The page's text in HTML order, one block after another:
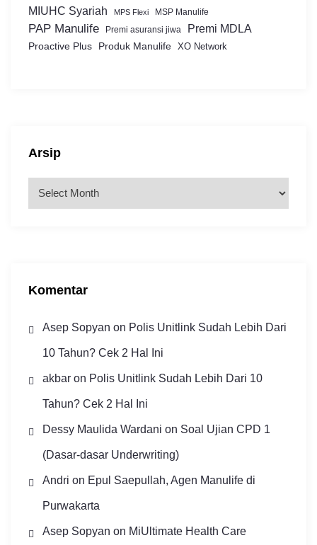
MIUHC Syariah MPS Flexi MSP Manulife
PAP Manulife Premi asuransi jiwa Premi MDLA
Proactive Plus Produk Manulife XO Network
Arsip
Komentar
Asep Sopyan on Polis Unitlink Sudah Lebih Dari
10 Tahun? Cek 2 Hal Ini
akbaron Polis Unitlink Sudah Lebih Dari 10
Tahun? Cek 2 Hal Ini
Dessy Maulida Wardani on Soal Ujian CPD 1
(Dasar-dasar Underwriting)
Andri on Epul Saepullah, Agen Manulife di
Purwakarta
Asep Sopyan on MiUltimate Health Care